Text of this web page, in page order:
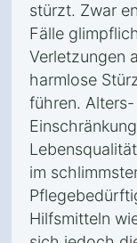
stürzt. Zwar
Fälle
Verletzungen
harmlose
führen.
im
Hilfsmitteln